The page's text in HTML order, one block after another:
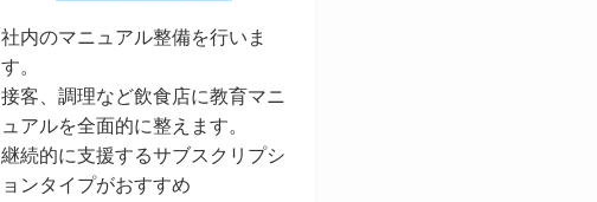
社内のマニュアル整備を行いま
す。
接客、調理など飲食店に教育マニ
ュアルを全面的に整えます。
継続的に支援するサブスクリプシ
ョンタイプがおすすめ